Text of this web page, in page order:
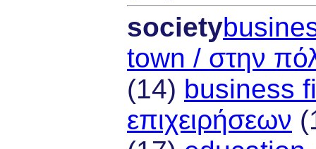
society
town / στην
(14) business
επιχειρήσεων